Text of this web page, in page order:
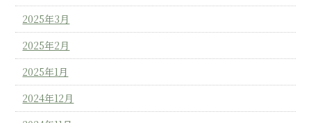
2025年3月
2025年2月
2025年1月
2024年12月